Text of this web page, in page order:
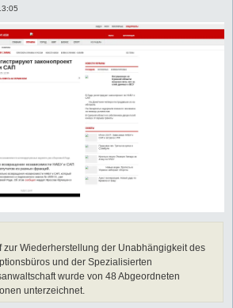
zur Wiederherstellung der Unabhängigkeit des
und der Spezialisierten
wurde von 48 Abgeordneten
unterzeichnet.